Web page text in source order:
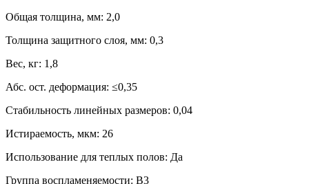
Общая толщина, мм: 2,0
Толщина защитного слоя, мм: 0,3
Вес, кг: 1,8
Абс. ост. деформация: ≤0,35
Стабильность линейных размеров: 0,04
Истираемость, мкм: 26
Использование для теплых полов: Да
Группа воспламеняемости: В3